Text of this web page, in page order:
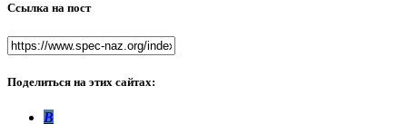
Ссылка на пост
Поделиться на этих сайтах:
В